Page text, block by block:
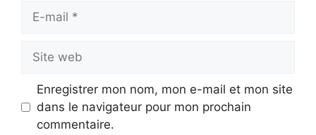
Site
web
Enregistrer mon nom, mon e-mail et mon site
dans le navigateur pour mon prochain
commentaire.